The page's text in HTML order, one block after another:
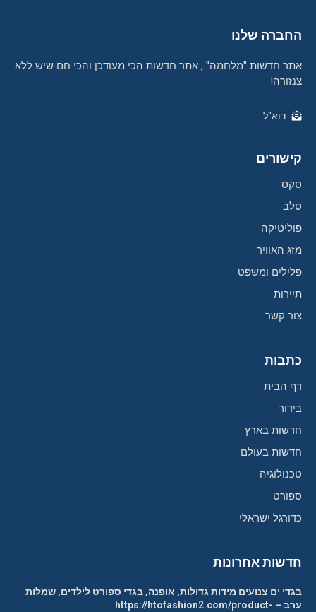
החברה שלנו
אתר חדשות "מלחמה" , אתר חדשות הכי מעודכן והכי חם שיש ללא
צנזורה!
דוא"ל:
קישורים
סקס
סלב
פוליטיקה
מזג האוויר
פלילים ומשפט
תיירות
צור קשר
כתבות
דף הבית
בידור
חדשות בארץ
חדשות בעולם
טכנולוגיה
ספורט
כדורגל ישראלי
חדשות אחרונות
בגדי ים צנועים מידות גדולות, אופנה, בגדי ספורט לילדים, שמלות
ערב – https://htofashion2.com/product-